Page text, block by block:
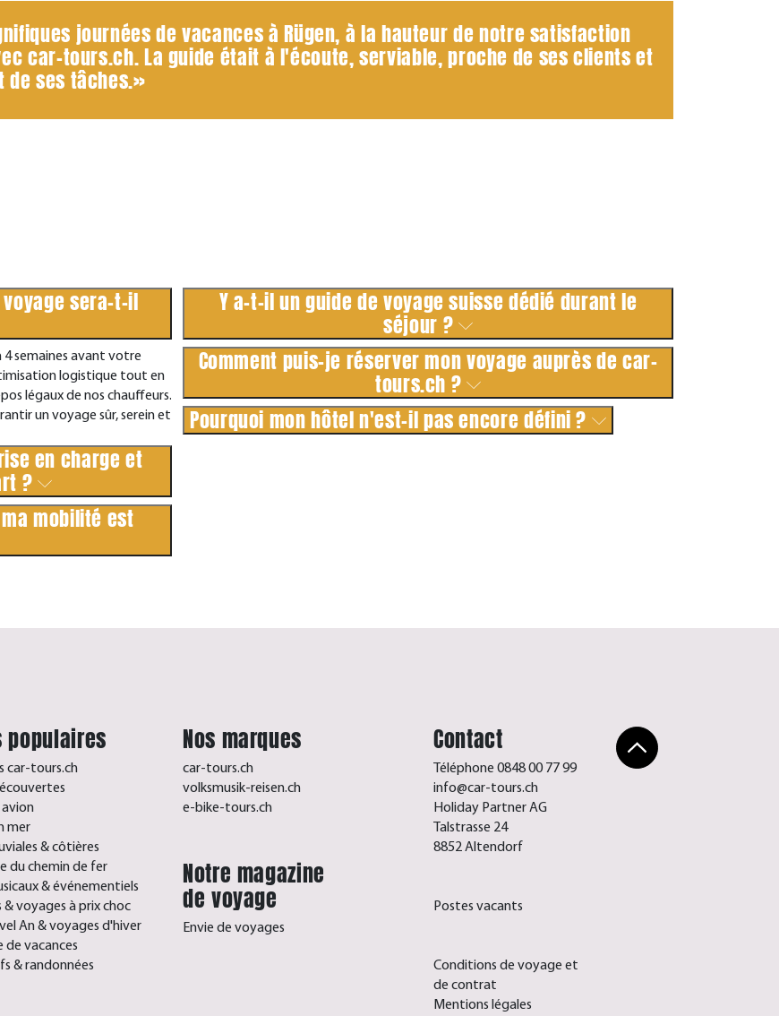
journées de vacances à Rügen, à la hauteur de notre satisfaction
car-tours.ch. La guide était à l'écoute, serviable, proche de ses clients et
de ses tâches.»
sera-t-il
semaines avant votre
logistique tout en
légaux de nos chauffeurs.
un voyage sûr, serein et
en charge et
?
mobilité est
Y a-t-il un guide de voyage suisse dédié durant le
séjour ?
Comment puis-je réserver mon voyage auprès de car-
tours.ch ?
Pourquoi mon hôtel n'est-il pas encore défini ?
populaires
car-tours.ch
avion
mer
& côtières
du chemin de fer
& événementiels
voyages à prix choc
An & voyages d'hiver
de vacances
& randonnées
Nos marques
car-tours.ch
volksmusik-reisen.ch
e-bike-tours.ch
Notre magazine
de voyage
Envie de voyages
Contact
Téléphone 0848 00 77 99
info@car-tours.ch
Holiday Partner AG
Talstrasse 24
8852 Altendorf
Postes vacants
Conditions de voyage et
de contrat
Mentions légales